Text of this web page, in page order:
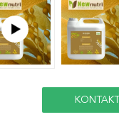
KONTAKT